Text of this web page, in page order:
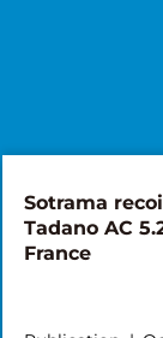
Sotrama
Tadano AC
France